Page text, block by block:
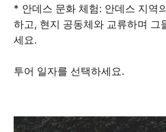
* 안데스 문화 체험: 안데스 지역
하고, 현지 공동체와 교류하며 그
세요.
투어 일자를 선택하세요.